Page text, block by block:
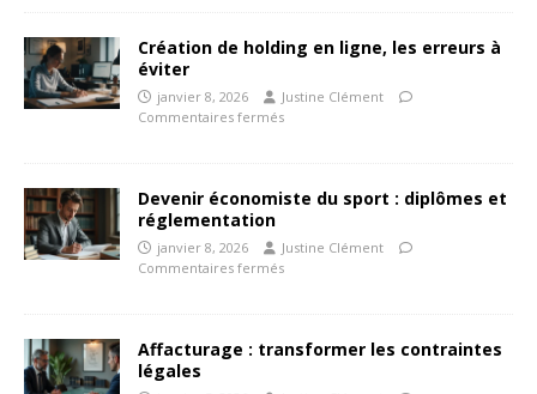
Création de holding en ligne, les erreurs à
éviter
janvier 8, 2026
Justine Clément
Commentaires fermés
Devenir économiste du sport : diplômes et
réglementation
janvier 8, 2026
Justine Clément
Commentaires fermés
Affacturage : transformer les contraintes
légales